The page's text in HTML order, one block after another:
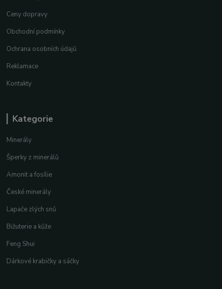
Ceny dopravy
Obchodní podmínky
Ochrana osobních údajů
Reklamace
Kontakty
Kategorie
Minerály
Šperky z minerálů
Amonit a fosílie
České minerály
Lapače zlých snů
Bižuterie a kůže
Feng Shui
Dárkové krabičky a sáčky